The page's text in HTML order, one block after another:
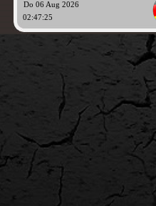
Do 06 Aug 2026
02:47:26